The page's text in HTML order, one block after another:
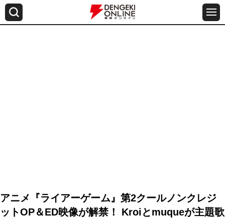
アニメ『ライアーゲーム』第2クールノンクレジ
ットOP＆ED映像が解禁！ Kroiとmuqueが主題歌